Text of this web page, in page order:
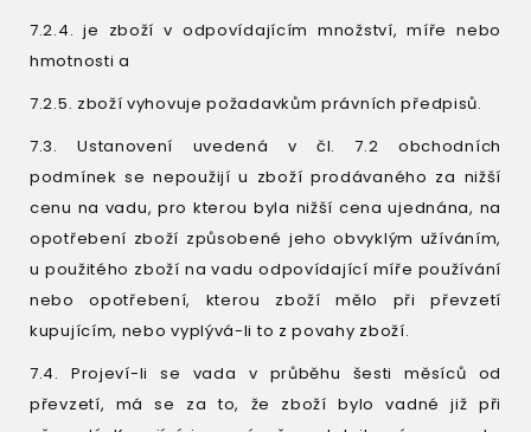
7.2.4. je zboží v odpovídajícím množství, míře nebo
hmotnosti a
7.2.5. zboží vyhovuje požadavkům právních předpisů.
7.3. Ustanovení uvedená v čl. 7.2 obchodních
podmínek se nepoužijí u zboží prodávaného za nižší
cenu na vadu, pro kterou byla nižší cena ujednána, na
opotřebení zboží způsobené jeho obvyklým užíváním,
u použitého zboží na vadu odpovídající míře používání
nebo opotřebení, kterou zboží mělo při převzetí
kupujícím, nebo vyplývá-li to z povahy zboží.
7.4. Projeví-li se vada v průběhu šesti měsíců od
převzetí, má se za to, že zboží bylo vadné již při